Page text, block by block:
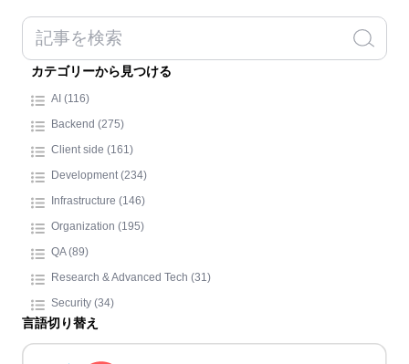
カテゴリーから見つける
AI (116)
Backend (275)
Client side (161)
Development (234)
Infrastructure (146)
Organization (195)
QA (89)
Research & Advanced Tech (31)
Security (34)
言語切り替え